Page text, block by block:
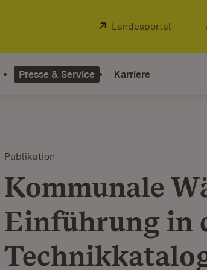
Extern:
Landesportal
Presse & Service Karriere
Publikation
Kommunale
Einführung in